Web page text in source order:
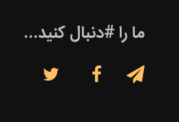
ما را #دنبال کنید...


